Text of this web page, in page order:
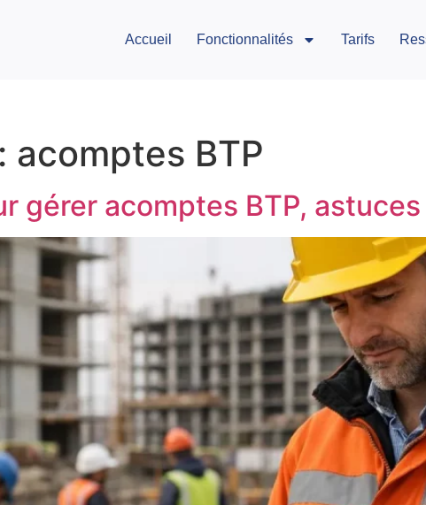
Accueil Fonctionnalités Tarifs
acomptes BTP
gérer acomptes BTP,